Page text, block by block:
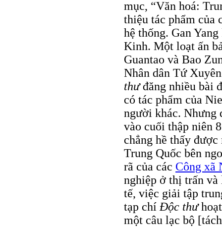
mục, “Văn hoá:
thiệu tác phẩm của
hệ thống. Gan
Kinh. Một loạt ấn
Guantao và Bao
Nhân dân Tứ
thưđăng nhiều bài
có tác phẩm của
người khác. Nhưng
vào cuối thập niên
chẳng hề thấy
Trung Quốc bên
rã của các Công xã
nghiệp ở thị trấn
tế, việc giải tập
tạp chí Ðộc thư
một câu lạc bộ